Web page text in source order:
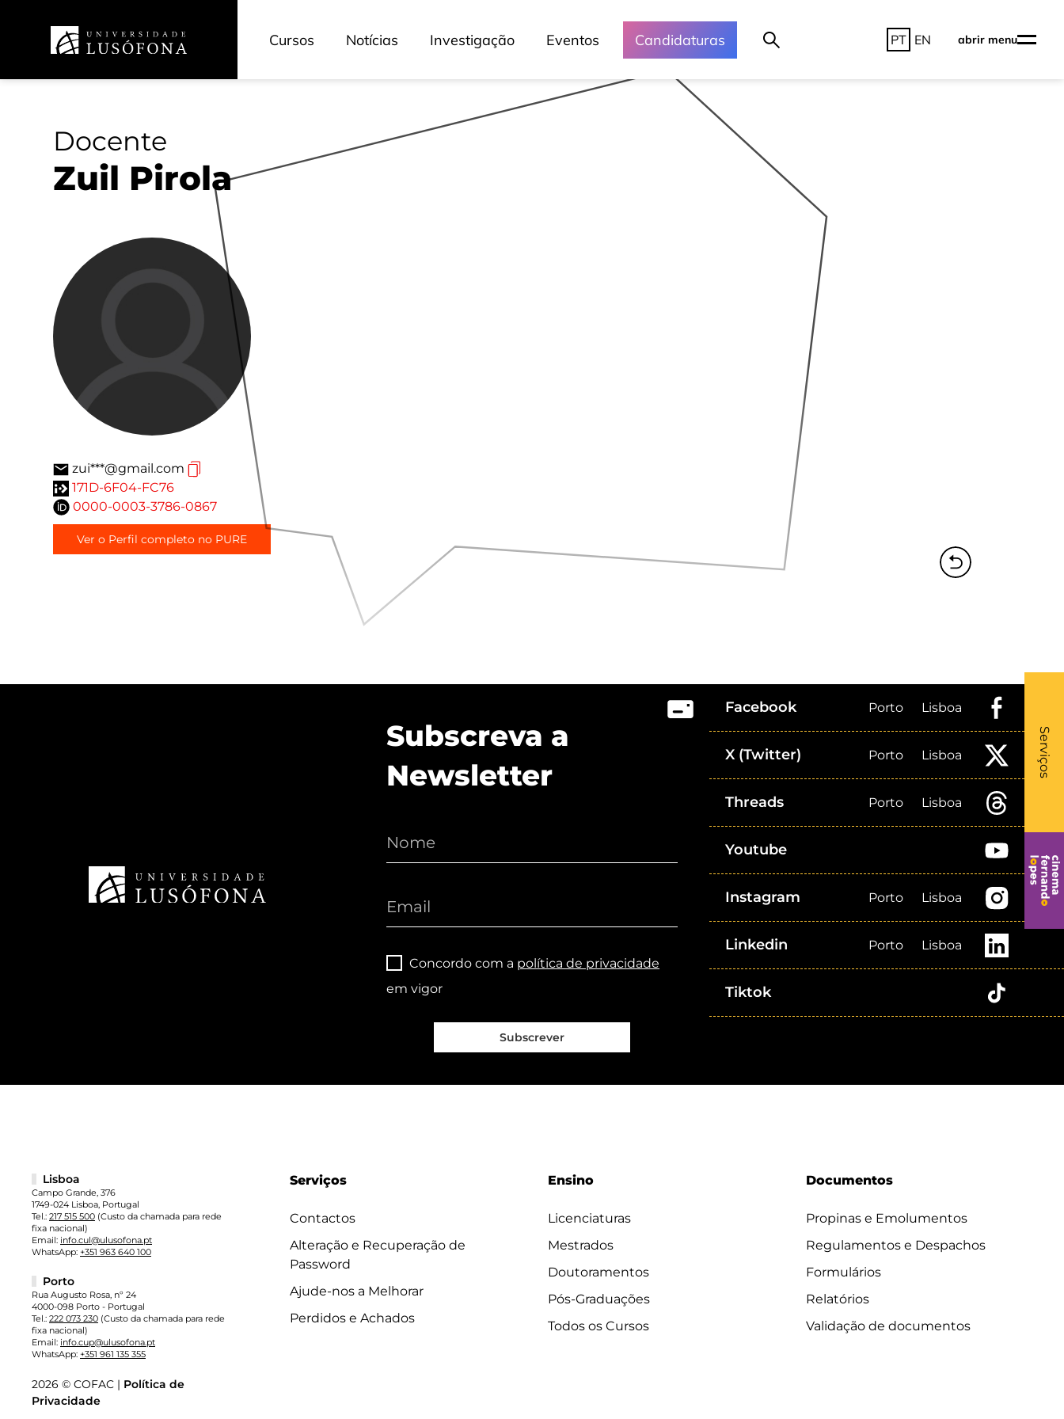
Cursos Notícias Investigação Eventos Candidaturas PT EN abrir menu
CECAM - Cinema e Artes dos Media
Crónicas
My Story - Testemunhos
Notícias
Serviços
-
Docente
Zuil Pirola
zui***@gmail.com
171D-6F04-FC76
0000-0003-3786-0867
Ver o Perfil completo no PURE
Subscreva a
Newsletter
Concordo com a política de privacidade
em vigor
Subscrever
Facebook Porto Lisboa
X (Twitter) Porto Lisboa
Threads Porto Lisboa
Youtube
Instagram Porto Lisboa
Linkedin Porto Lisboa
Tiktok
Serviços
Contactos
Alteração e Recuperação de
Password
Ajude-nos a Melhorar
Perdidos e Achados
Ensino
Licenciaturas
Mestrados
Doutoramentos
Pós-Graduações
Todos os Cursos
Documentos
Propinas e Emolumentos
Regulamentos e Despachos
Formulários
Relatórios
Validação de documentos
Lisboa
Campo Grande, 376
1749-024 Lisboa, Portugal
Tel.: 217 515 500 (Custo da chamada para rede
fixa nacional)
Email: info.cul@ulusofona.pt
WhatsApp: +351 963 640 100
Porto
Rua Augusto Rosa, nº 24
4000-098 Porto - Portugal
Tel.: 222 073 230 (Custo da chamada para rede
fixa nacional)
Email: info.cup@ulusofona.pt
WhatsApp: +351 961 135 355
2026 © COFAC | Política de
Privacidade